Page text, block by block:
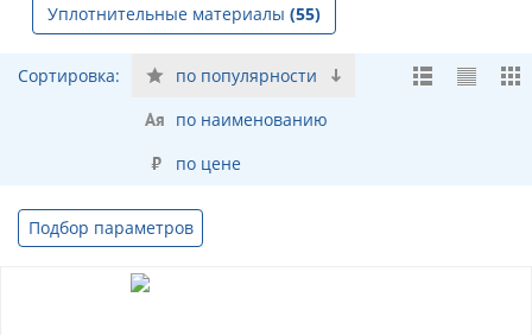
Уплотнительные материалы (55)
Сортировка:
по популярности
по наименованию
по цене
Подбор параметров